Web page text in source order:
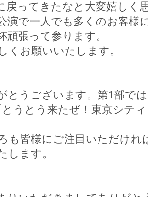
戻ってきたなと大変嬉しく
演で一人でも多くのお客様
頑張って参ります。
くお願いいたします。
とうございます。第1部で
うとう来たぜ！東京シテ
も皆様にご注目いただけ
します。